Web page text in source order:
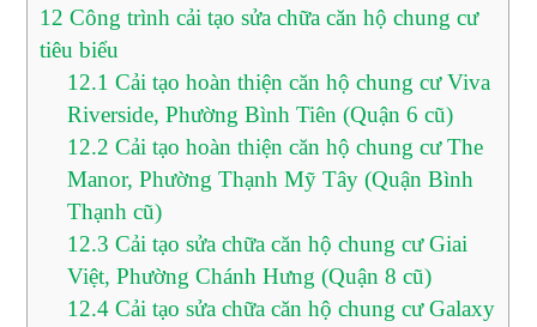
12 Công trình cải tạo sửa chữa căn hộ chung cư
tiêu biểu
12.1 Cải tạo hoàn thiện căn hộ chung cư Viva
Riverside, Phường Bình Tiên (Quận 6 cũ)
12.2 Cải tạo hoàn thiện căn hộ chung cư The
Manor, Phường Thạnh Mỹ Tây (Quận Bình
Thạnh cũ)
12.3 Cải tạo sửa chữa căn hộ chung cư Giai
Việt, Phường Chánh Hưng (Quận 8 cũ)
12.4 Cải tạo sửa chữa căn hộ chung cư Galaxy